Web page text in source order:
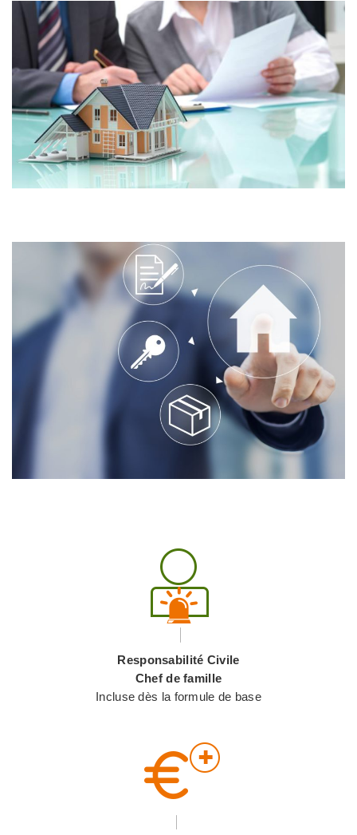
Responsabilité Civile
Chef de famille
Incluse dès la formule de base